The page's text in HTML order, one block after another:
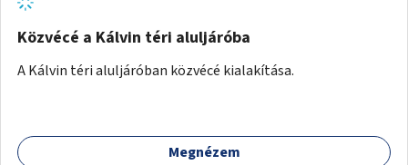
Közvécé a Kálvin téri aluljáróba
A Kálvin téri aluljáróban közvécé kialakítása.
Megnézem